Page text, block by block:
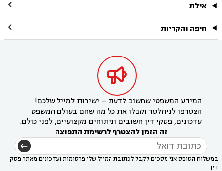
אילת 
חיפה והקריות 

המידע המשפטי שחשוב לדעת – ישירות למייל שלכם!
הצטרפו לניוזלטר וקבלו את כל מה שחם בעולם המשפט
עדכונים, פסקי דין חשובים וניתוחים מקצועיים, לפני כולם.
זה הזמן להצטרף לרשימת התפוצה
במשלוח הטופס אני מסכים לקבל לכתובת המייל שלי פרסומות ועדכונים מאתר פסק
דין